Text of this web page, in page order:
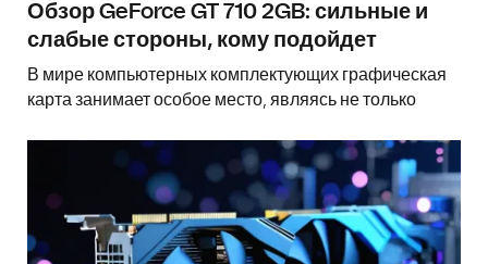
Обзор GeForce GT 710 2GB: сильные и
слабые стороны, кому подойдет
В мире компьютерных комплектующих графическая
карта занимает особое место, являясь не только